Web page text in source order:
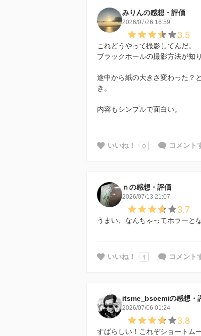
みりんの感想・評価
2026/07/26 16:59
3.5
これどうやって撮影してんだ。
ブラックホールの撮影方法が知
途中から紙の大きさ変わった？
き。
内容もシンプルで面白い。
いいね！ 0 コメント
ｎの感想・評価
2026/07/13 21:07
3.7
うまい、なんちゃってホラーと
いいね！ 1 コメント
itsme_bscemiの感想・
2026/07/06 01:24
3.8
すばらしい！これぞショートム